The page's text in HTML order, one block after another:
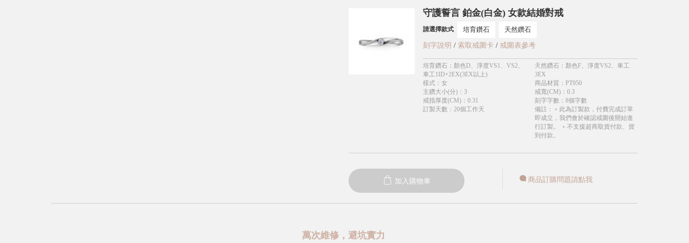
守護誓言 鉑金(白金) 女款結婚對戒
請選擇款式 培育鑽石 天然鑽石
刻字說明 / 索取戒圍卡 / 戒圍表參考
培育鑽石 ： 顏色D、淨度VS1、VS2、
車工1ID+2EX(3EX以上)
天然鑽石： 顏色F、淨度VS2、車工
3EX
樣式 ： 女 商品材質 ： PT950
主鑽大小(分) ： 3 戒寬(CM)： 0.3
戒指厚度(CM) ： 0.31 刻字字數 ： 8個字數
訂製天數 ： 20個工作天 備註 ：
﹡此為訂製款，付費完成訂單
即成立，我們會於確認戒圍後開始進
行訂製。 ﹡不支援超商取貨付款、貨
到付款。
加入購物車 商品訂購問題請點我
萬次維修，避坑實力